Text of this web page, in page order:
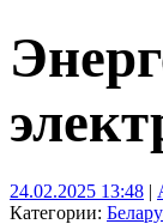
24.02.2025 13:48 |
Категории: